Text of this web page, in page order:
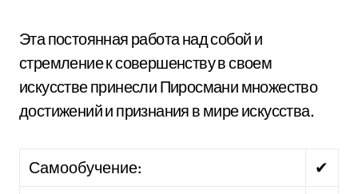
Эта постоянная работа над собой и
стремление к совершенству в своем
искусстве принесли Пиросмани множество
достижений и признания в мире искусства.
Самообучение:
✔